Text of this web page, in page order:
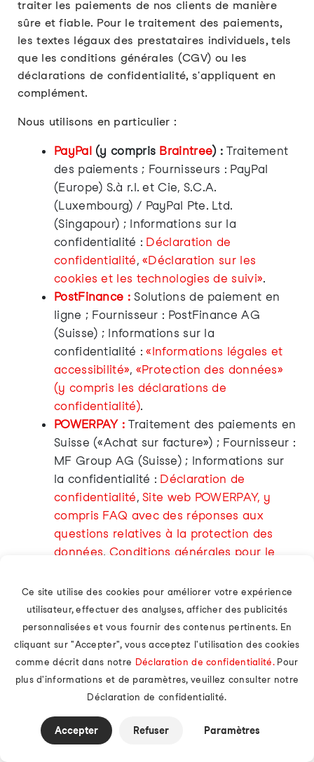
traiter les paiements de nos clients de manière
sûre et fiable. Pour le traitement des paiements,
les textes légaux des prestataires individuels, tels
que les conditions générales (CGV) ou les
déclarations de confidentialité, s'appliquent en
complément.
Nous utilisons en particulier :
PayPal(y compris Braintree) : Traitement
des paiements ; Fournisseurs : PayPal
(Europe) S.à r.l. et Cie, S.C.A.
(Luxembourg) / PayPal Pte. Ltd.
(Singapour) ; Informations sur la
confidentialité : Déclaration de
confidentialité,«Déclaration sur les
cookies et les technologies de suivi».
PostFinance :Solutions de paiement en
ligne ; Fournisseur : PostFinance AG
(Suisse) ; Informations sur la
confidentialité :«Informations légales et
accessibilité», «Protection des données»
(y compris les déclarations de
confidentialité).
POWERPAY : Traitement des paiements en
Suisse («Achat sur facture») ; Fournisseur :
MF Group AG (Suisse) ; Informations sur
la confidentialité : Déclaration de
confidentialité,Site web POWERPAY, y
compris FAQ avec des réponses aux
questions relatives à la protection des
données, Conditions générales pour le
dispositions relatives à la protection des
données,Conditions générales pour le
contrat de compte de crédit, y compris
les dispositions relatives à la protection
des données.
TWINT :Traitement des paiements en
Suisse ; Fournisseur : TWINT AG (Suisse) ;
Informations sur la confidentialité :
Déclaration de confidentialité,«Sécurité
Ce site utilise des cookies pour améliorer votre expérience
utilisateur, effectuer des analyses, afficher des publicités
personnalisées et vous fournir des contenus pertinents. En
cliquant sur "Accepter", vous acceptez l'utilisation des cookies
comme décrit dans notre Déclaration de confidentialité.Pour
plus d'informations et de paramètres, veuillez consulter notre
Déclaration de confidentialité.
Accepter Refuser Paramètres